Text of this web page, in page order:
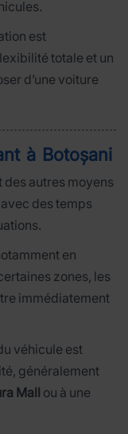
est
totale et un
d’une voiture
à Botoșani
des autres moyens
des temps
en
zones, les
immédiatement
véhicule est
généralement
Mall ou à une